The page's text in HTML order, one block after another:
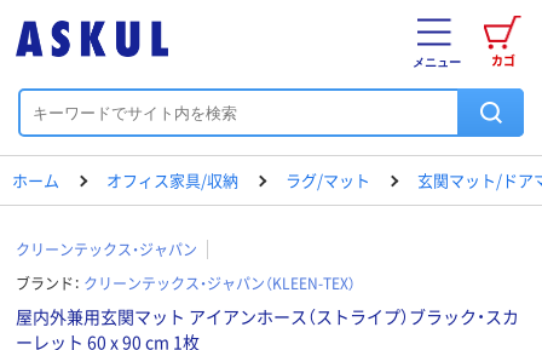
カゴ
メニュー
ホーム オフィス家具/収納 ラグ/マット 玄関マット/ドア
クリーンテックス・ジャパン
ブランド： クリーンテックス・ジャパン（KLEEN-TEX）
屋内外兼用玄関マット アイアンホース（ストライプ）ブラック・スカ
ーレット 60 x 90 cm 1枚